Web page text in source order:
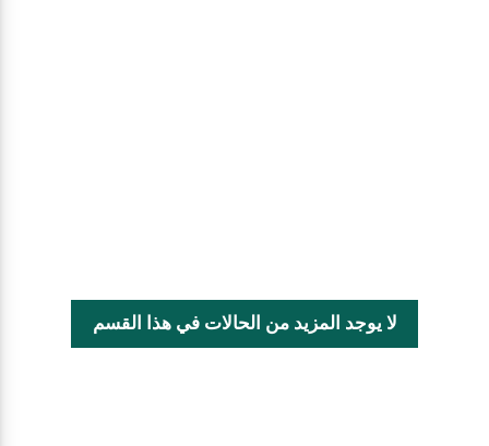
لا يوجد المزيد من الحالات في هذا القسم